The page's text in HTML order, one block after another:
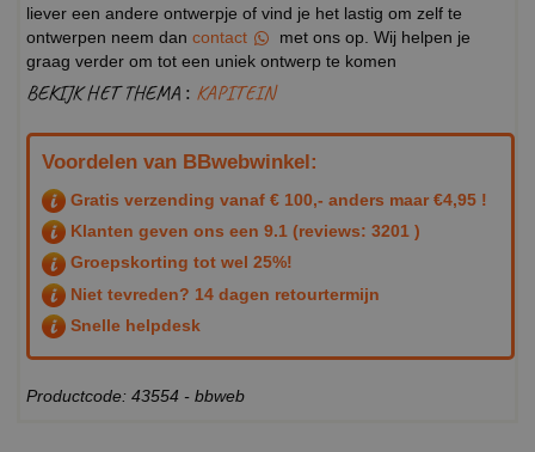
liever een andere ontwerpje of vind je het lastig om zelf te
ontwerpen neem dan contact
met ons op. Wij helpen je
graag verder om tot een uniek ontwerp te komen
BEKIJK HET THEMA : KAPITEIN
Voordelen van BBwebwinkel:
Gratis verzending vanaf € 100,- anders maar €4,95 !
Klanten geven ons een 9.1 (reviews: 3201 )
Groepskorting tot wel 25%!
Niet tevreden? 14 dagen retourtermijn
Snelle helpdesk
Productcode: 43554 - bbweb